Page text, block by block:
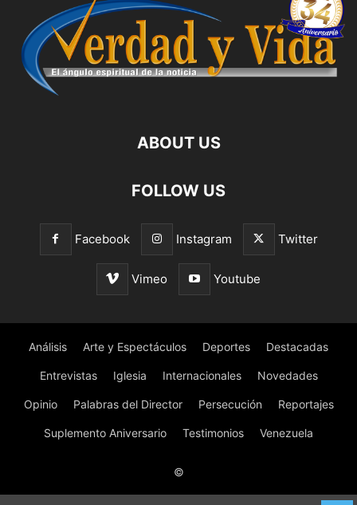
ABOUT US
FOLLOW US
Facebook Instagram Twitter
Vimeo Youtube
Análisis Arte y Espectáculos Deportes Destacadas
Entrevistas Iglesia Internacionales Novedades
Opinio Palabras del Director Persecución Reportajes
Suplemento Aniversario Testimonios Venezuela
©